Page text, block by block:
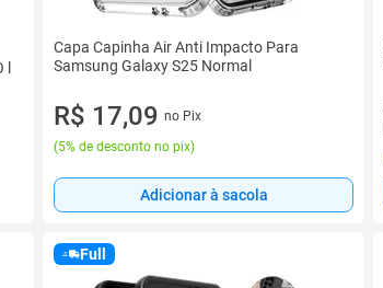
Capa Capinha Air Anti Impacto Para
Samsung Galaxy S25 Normal
R$ 17,09 no Pix
(5% de desconto no pix)
Adicionar à sacola
Full